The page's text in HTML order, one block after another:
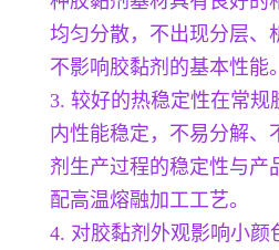
均匀分散，不出现分层、
不影响胶黏剂的基本性能。
3. 较好的热稳定性在常规
内性能稳定，不易分解、
剂生产过程的稳定性与产
配高温熔融加工工艺。
4. 对胶黏剂外观影响小颜